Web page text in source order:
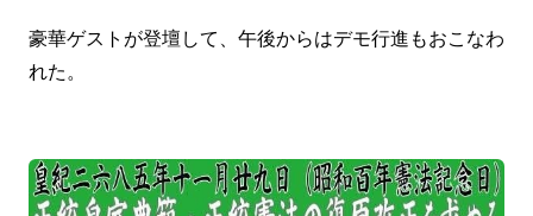
豪華ゲストが登壇して、午後からはデモ行進もおこなわ
れた。